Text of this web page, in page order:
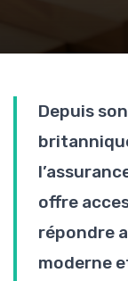
Depuis
offre
répondre
moderne